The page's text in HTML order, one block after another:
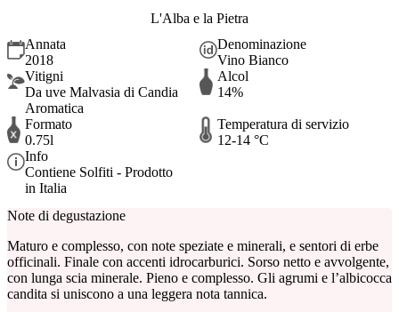
L'Alba e la Pietra
Annata
2018
Denominazione
Vino Bianco
Vitigni
Da uve Malvasia di Candia
Aromatica
Alcol
14%
Formato
0.75l
Temperatura di servizio
12-14 °C
Info
Contiene Solfiti - Prodotto
in Italia
Note di degustazione
Maturo e complesso, con note speziate e minerali, e sentori di erbe
officinali. Finale con accenti idrocarburici. Sorso netto e avvolgente,
con lunga scia minerale. Pieno e complesso. Gli agrumi e l’albicocca
candita si uniscono a una leggera nota tannica.